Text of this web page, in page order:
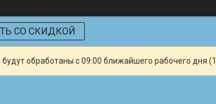
СО СКИДКОЙ
обработаны с 09:00 ближайшего рабочего дня